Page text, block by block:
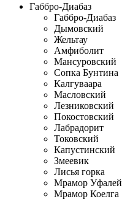
Габбро-Диабаз
Габбро-Диабаз
Дымовский
Жельтау
Амфиболит
Мансуровский
Сопка Бунтина
Калгуваара
Масловский
Лезниковский
Покостовский
Лабрадорит
Токовский
Капустинский
Змеевик
Лисья горка
Мрамор Уфалей
Мрамор Коелга